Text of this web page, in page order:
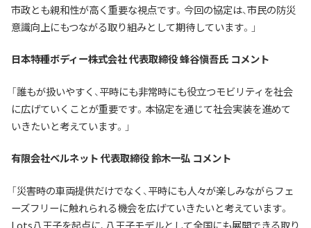
市政とも親和性が高く重要な視点です。今回の協定は、市民の防災
意識向上にもつながる取り組みとして期待しています。」
日本特種ボディー株式会社 代表取締役 蜂谷愼吾氏 コメント
「誰もが扱いやすく、平時にも非常時にも役立つモビリティを社会
に広げていくことが重要です。本協定を通じて社会実装を進めて
いきたいと考えています。」
有限会社ベルネット 代表取締役 鈴木一弘 コメント
「災害時の車両提供だけでなく、平時にも人々が楽しみながらフェ
ーズフリーに触れられる機会を広げていきたいと考えています。
Lots八王子を起点に、八王子モデルとして全国にも展開できる取り